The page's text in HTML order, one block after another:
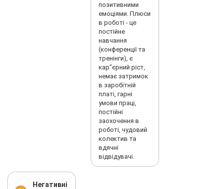
позитивними
емоціями. Плюси
в роботі - це
постійне
навчання
(конференції та
тренінги), є
кар"єрний ріст,
немає затримок
в заробітній
платі, гарні
умови праці,
постійні
заохочення в
роботі, чудовий
колектив та
вдячні
відвідувачі.
Негативні